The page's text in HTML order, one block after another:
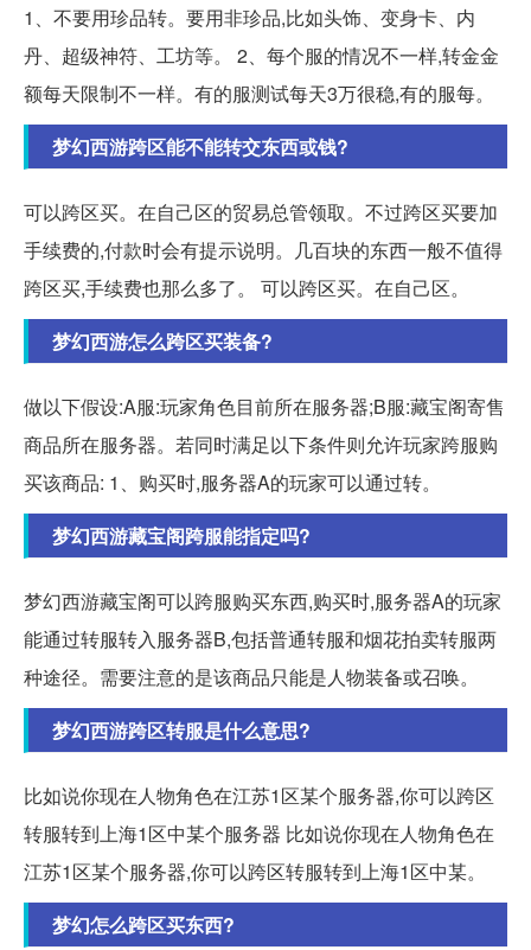
1、不要用珍品转。要用非珍品,比如头饰、变身卡、内
丹、超级神符、工坊等。 2、每个服的情况不一样,转金金
额每天限制不一样。有的服测试每天3万很稳,有的服每。
梦幻西游跨区能不能转交东西或钱?
可以跨区买。在自己区的贸易总管领取。不过跨区买要加
手续费的,付款时会有提示说明。几百块的东西一般不值得
跨区买,手续费也那么多了。 可以跨区买。在自己区。
梦幻西游怎么跨区买装备?
做以下假设:A服:玩家角色目前所在服务器;B服:藏宝阁寄售
商品所在服务器。若同时满足以下条件则允许玩家跨服购
买该商品: 1、购买时,服务器A的玩家可以通过转。
梦幻西游藏宝阁跨服能指定吗?
梦幻西游藏宝阁可以跨服购买东西,购买时,服务器A的玩家
能通过转服转入服务器B,包括普通转服和烟花拍卖转服两
种途径。需要注意的是该商品只能是人物装备或召唤。
梦幻西游跨区转服是什么意思?
比如说你现在人物角色在江苏1区某个服务器,你可以跨区
转服转到上海1区中某个服务器 比如说你现在人物角色在
江苏1区某个服务器,你可以跨区转服转到上海1区中某。
梦幻怎么跨区买东西?